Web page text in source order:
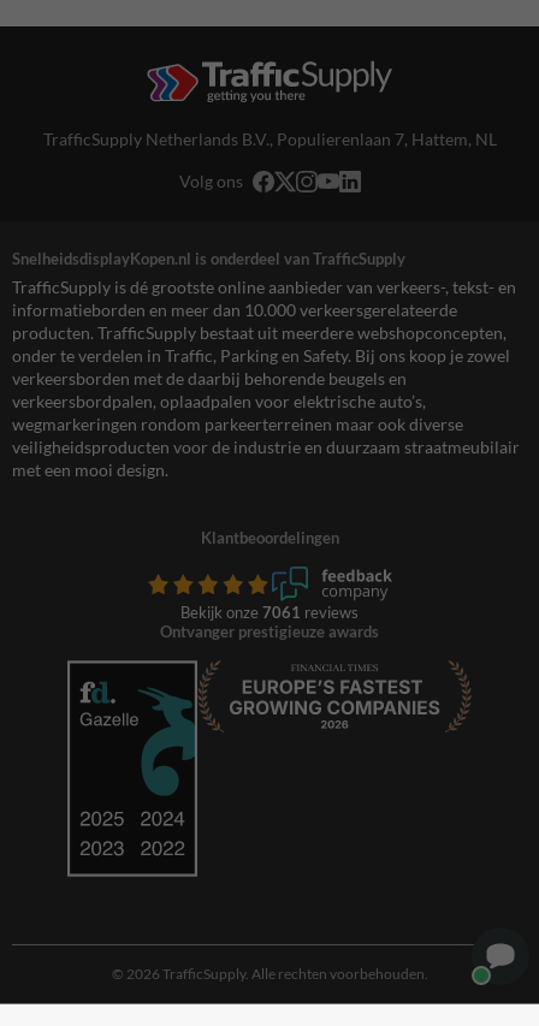
TrafficSupply Netherlands B.V., Populierenlaan 7, Hattem, NL
Volg ons
SnelheidsdisplayKopen.nl is onderdeel van TrafficSupply
TrafficSupply is dé grootste online aanbieder van verkeers-, tekst- en
informatieborden en meer dan 10.000 verkeersgerelateerde
producten. TrafficSupply bestaat uit meerdere webshopconcepten,
onder te verdelen in Traffic, Parking en Safety. Bij ons koop je zowel
verkeersborden met de daarbij behorende beugels en
verkeersbordpalen, oplaadpalen voor elektrische auto’s,
wegmarkeringen rondom parkeerterreinen maar ook diverse
veiligheidsproducten voor de industrie en duurzaam straatmeubilair
met een mooi design.
Klantbeoordelingen
Bekijk onze 7061 reviews
Ontvanger prestigieuze awards
© 2026 TrafficSupply. Alle rechten voorbehouden.